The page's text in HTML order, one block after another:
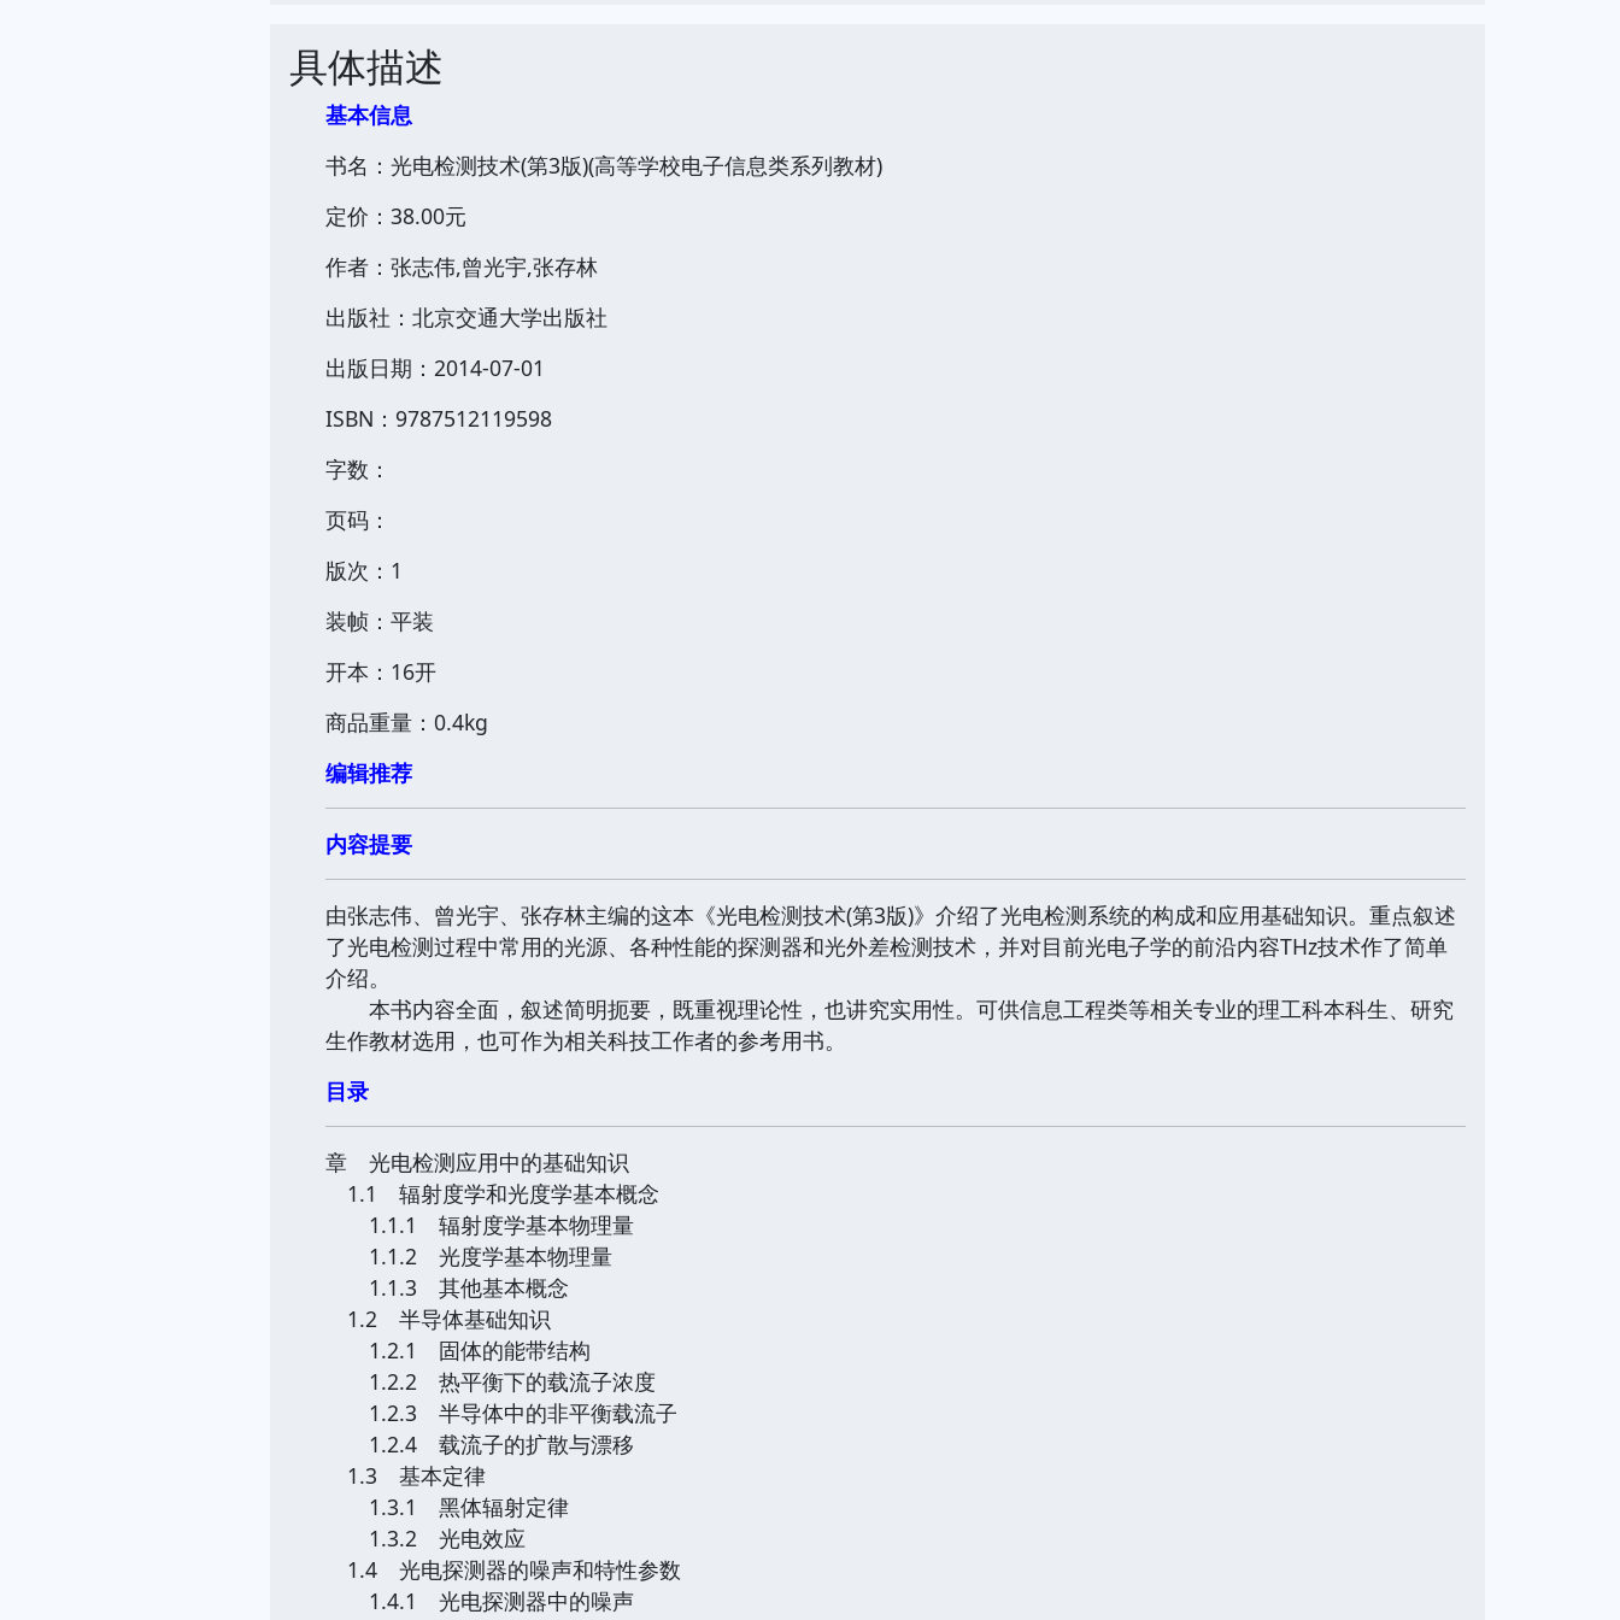
具体描述
基本信息
书名：光电检测技术(第3版)(高等学校电子信息类系列教材)
定价：38.00元
作者：张志伟,曾光宇,张存林
出版社：北京交通大学出版社
出版日期：2014-07-01
ISBN：9787512119598
字数：
页码：
版次：1
装帧：平装
开本：16开
商品重量：0.4kg
编辑推荐
内容提要
由张志伟、曾光宇、张存林主编的这本《光电检测技术(第3版)》介绍了光电检测系统的构成和应用基础知识。重点叙述
了光电检测过程中常用的光源、各种性能的探测器和光外差检测技术，并对目前光电子学的前沿内容THz技术作了简单
介绍。
本书内容全面，叙述简明扼要，既重视理论性，也讲究实用性。可供信息工程类等相关专业的理工科本科生、研究
生作教材选用，也可作为相关科技工作者的参考用书。
目录
章 光电检测应用中的基础知识
1.1 辐射度学和光度学基本概念
1.1.1 辐射度学基本物理量
1.1.2 光度学基本物理量
1.1.3 其他基本概念
1.2 半导体基础知识
1.2.1 固体的能带结构
1.2.2 热平衡下的载流子浓度
1.2.3 半导体中的非平衡载流子
1.2.4 载流子的扩散与漂移
1.3 基本定律
1.3.1 黑体辐射定律
1.3.2 光电效应
1.4 光电探测器的噪声和特性参数
1.4.1 光电探测器中的噪声